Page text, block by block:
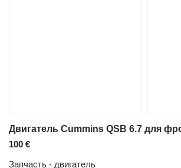
100 €
Запчасть - двигатель